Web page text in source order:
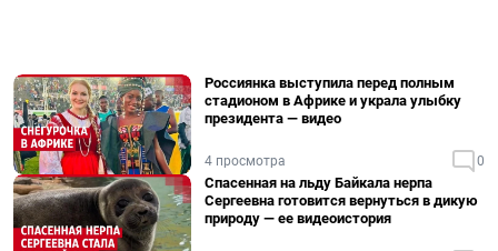
Россиянка выступила перед полным
стадионом в Африке и украла улыбку
президента — видео
4 просмотра 0
Спасенная на льду Байкала нерпа
Сергеевна готовится вернуться в дикую
природу — ее видеоистория